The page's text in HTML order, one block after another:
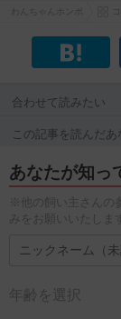
合わせて読みたい
この記事を読んだ
あなたが知っ
※他の飼い主さんの
みをお願いいたしま
年齢を選択